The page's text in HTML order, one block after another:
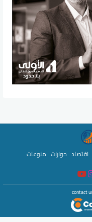
اقتصاد حوارات منوعات
contact